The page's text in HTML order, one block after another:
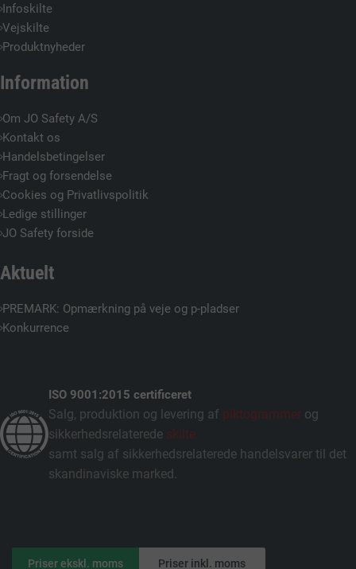
Infoskilte
Vejskilte
Produktnyheder
Information
Om JO Safety A/S
Kontakt os
Handelsbetingelser
Fragt og forsendelse
Cookies og Privatlivspolitik
Ledige stillinger
JO Safety forside
Aktuelt
PREMARK: Opmærkning på veje og p-pladser
Konkurrence
ISO 9001:2015 certificeret
Salg, produktion og levering af piktogrammer og
sikkerhedsrelaterede skilte
samt salg af sikkerhedsrelaterede handelsvarer til det
skandinaviske marked.
Priser ekskl. moms Priser inkl. moms